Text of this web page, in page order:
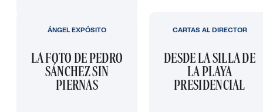
LA FOTO DE PEDRO
SÁNCHEZ SIN
PIERNAS
ÁNGEL EXPÓSITO
DESDE LA SILLA DE
LA PLAYA
PRESIDENCIAL
CARTAS AL DIRECTOR